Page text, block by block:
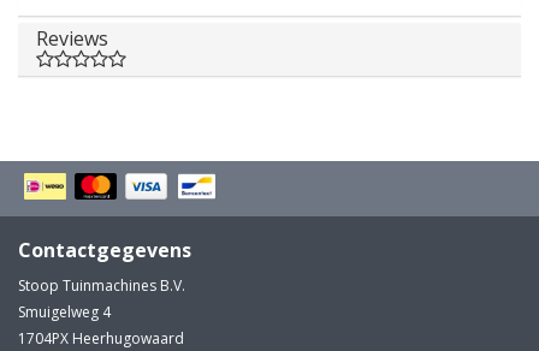
Reviews
Contactgegevens
Stoop Tuinmachines B.V.
Smuigelweg 4
1704PX Heerhugowaard